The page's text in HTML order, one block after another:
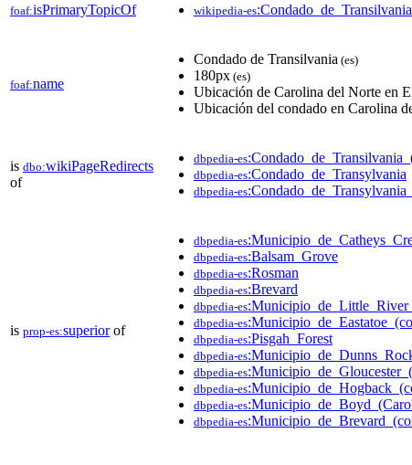
foaf:isPrimaryTopicOf wikipedia-es:Condado_de_Transilvania
foaf:name
Condado de Transilvania (es)
180px (es)
Ubicación de Carolina del Norte en
Ubicación del condado en Carolina
is dbo:wikiPageRedirects
of
dbpedia-es
dbpedia-es:Condado_de_Transylvania
dbpedia-es
is prop-es:superiorof
dbpedia-es
dbpedia-es:Balsam_Grove
dbpedia-es:Rosman
dbpedia-es:Brevard
dbpedia-es
dbpedia-es
dbpedia-es:Pisgah_Forest
dbpedia-es
dbpedia-es
dbpedia-es
dbpedia-es
dbpedia-es